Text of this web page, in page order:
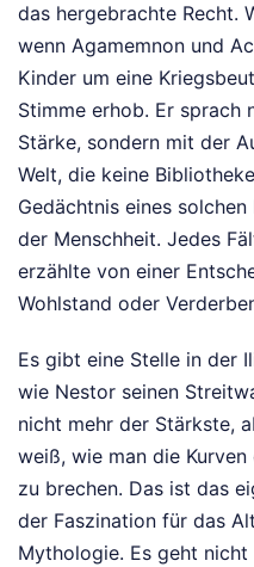
das hergebrachte Recht.
wenn Agamemnon und
Kinder um eine
Stimme erhob. Er
Stärke, sondern mit der
Welt, die keine
Gedächtnis eines
der Menschheit. Jedes
erzählte von einer
Wohlstand oder
Es gibt eine Stelle in der
wie Nestor seinen
nicht mehr der Stärkste,
weiß, wie man die
zu brechen. Das ist das
der Faszination für das
Mythologie. Es geht